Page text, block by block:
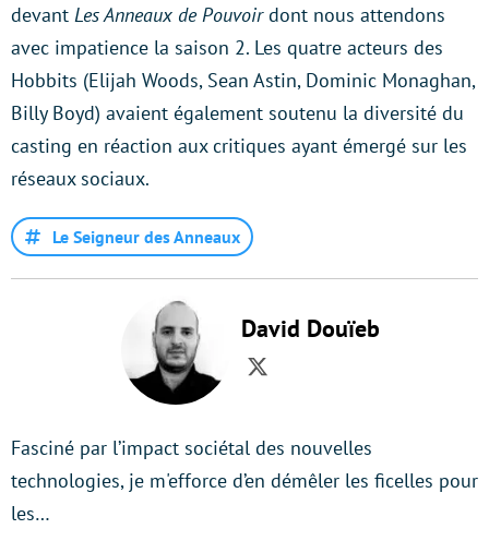
devant Les Anneaux de Pouvoirdont nous attendons
avec impatience la saison 2. Les quatre acteurs des
Hobbits (Elijah Woods, Sean Astin, Dominic Monaghan,
Billy Boyd) avaient également soutenu la diversité du
casting en réaction aux critiques ayant émergé sur les
réseaux sociaux.
Le Seigneur des Anneaux
David Douïeb
Twitter
Fasciné par l’impact sociétal des nouvelles
technologies, je m'efforce d’en démêler les ficelles pour
les…